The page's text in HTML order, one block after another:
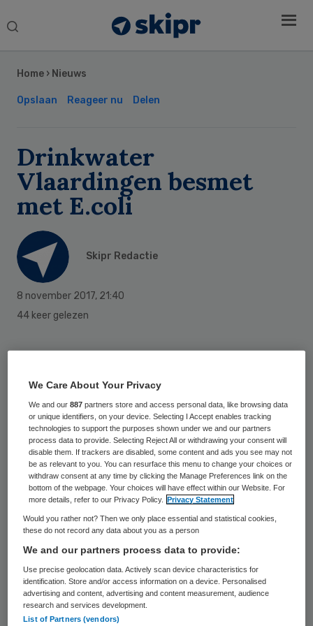
Search
Home › Nieuws
Opslaan Reageer nu Delen
Drinkwater
Vlaardingen besmet
met E.coli
Skipr Redactie
8 november 2017, 21:40
44 keer gelezen
In het drinkwater van Vlaardingen en van
een wijk in Maassluis is woensdag de
E.colibacterie, ook bekend als poepbacterie,
aangetroffen. Waterbedrijf Evides
adviseert 70.000 inwoners de komende drie
dagen het kraanwater drie minuten te
koken alvorens het drinken of er eten mee
bereiden. Het kookadvies geldt ook voor
drinkwater voor huisdieren.
E.colibacteriën zijn over het algemeen
onschuldig en komen voor in de darmen van
iedereen. Maar bepaalde varianten zijn
schadelijken kunnen darmklachten en
Sidebar
We Care About Your Privacy
We and our887 partners store and access personal data, like browsing data
or unique identifiers, on your device. Selecting I Accept enables tracking
technologies to support the purposes shown under we and our partners
process data to provide. Selecting Reject All or withdrawing your consent will
disable them. If trackers are disabled, some content and ads you see may not
be as relevant to you. You can resurface this menu to change your choices or
withdraw consent at any time by clicking the Manage Preferences link on the
bottom of the webpage. Your choices will have effect within our Website. For
more details, refer to our Privacy Policy.
Privacy Statement
Would you rather not? Then we only place essential and statistical cookies,
these do not record any data about you as a person
We and our partners process data to provide:
Use precise geolocation data. Actively scan device characteristics for
identification. Store and/or access information on a device. Personalised
advertising and content, advertising and content measurement, audience
research and services development.
List of Partners (vendors)